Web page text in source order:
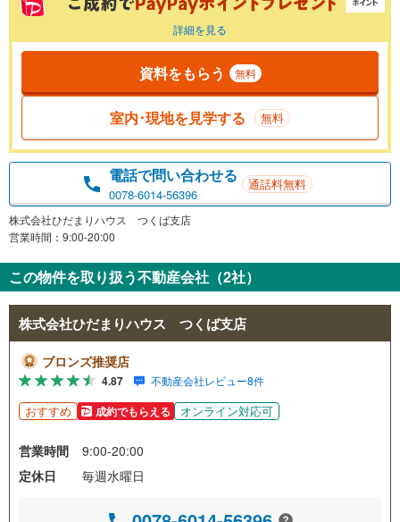
詳細を見る
資料をもらう 無料
室内･現地を見学する 無料
電話で問い合わせる
0078-6014-56396
通話料無料
株式会社ひだまりハウス つくば支店
営業時間：9:00-20:00
この物件を取り扱う不動産会社（2社）
株式会社ひだまりハウス つくば支店
ブロンズ推奨店
4.87 不動産会社レビュー8件
おすすめ 成約でもらえる オンライン対応可
営業時間
9:00-20:00
定休日
毎週水曜日